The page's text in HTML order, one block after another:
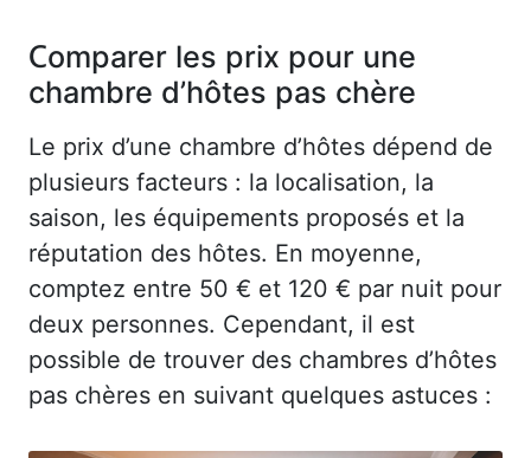
Comparer les prix pour une
chambre d’hôtes pas chère
Le prix d’une chambre d’hôtes dépend de
plusieurs facteurs : la localisation, la
saison, les équipements proposés et la
réputation des hôtes. En moyenne,
comptez entre 50 € et 120 € par nuit pour
deux personnes. Cependant, il est
possible de trouver des chambres d’hôtes
pas chères en suivant quelques astuces :